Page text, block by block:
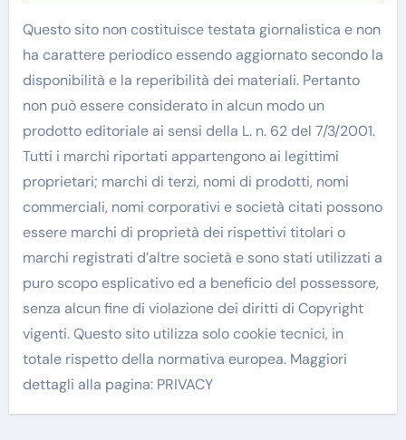
Questo sito non costituisce testata giornalistica e non
ha carattere periodico essendo aggiornato secondo la
disponibilità e la reperibilità dei materiali. Pertanto
non può essere considerato in alcun modo un
prodotto editoriale ai sensi della L. n. 62 del 7/3/2001.
Tutti i marchi riportati appartengono ai legittimi
proprietari; marchi di terzi, nomi di prodotti, nomi
commerciali, nomi corporativi e società citati possono
essere marchi di proprietà dei rispettivi titolari o
marchi registrati d’altre società e sono stati utilizzati a
puro scopo esplicativo ed a beneficio del possessore,
senza alcun fine di violazione dei diritti di Copyright
vigenti. Questo sito utilizza solo cookie tecnici, in
totale rispetto della normativa europea. Maggiori
dettagli alla pagina: PRIVACY